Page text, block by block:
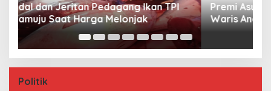
Premi Asuransi Diduga Tak Disetorkan, Ahli
Waris Ancam Gugat PT Mitra Sinar Sepadan
Finance ke PN Mamuju
Politik